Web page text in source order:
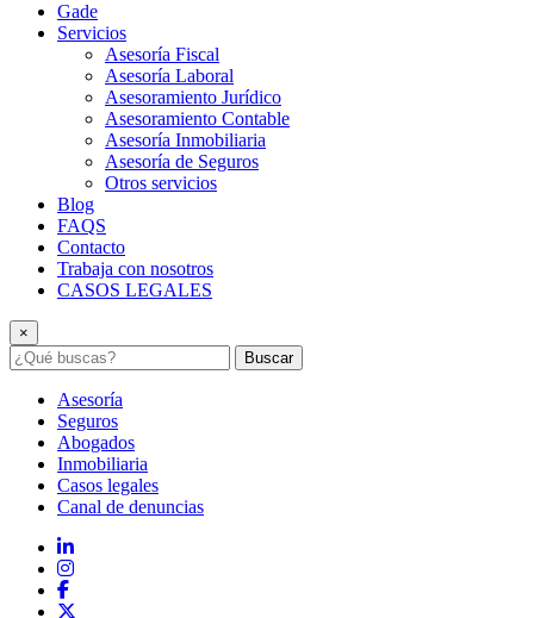
Gade
Servicios
Asesoría Fiscal
Asesoría Laboral
Asesoramiento Jurídico
Asesoramiento Contable
Asesoría Inmobiliaria
Asesoría de Seguros
Otros servicios
Blog
FAQS
Contacto
Trabaja con nosotros
CASOS LEGALES
×
Buscar
Asesoría
Seguros
Abogados
Inmobiliaria
Casos legales
Canal de denuncias